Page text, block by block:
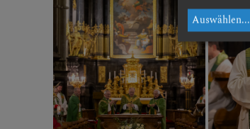
Auswählen...